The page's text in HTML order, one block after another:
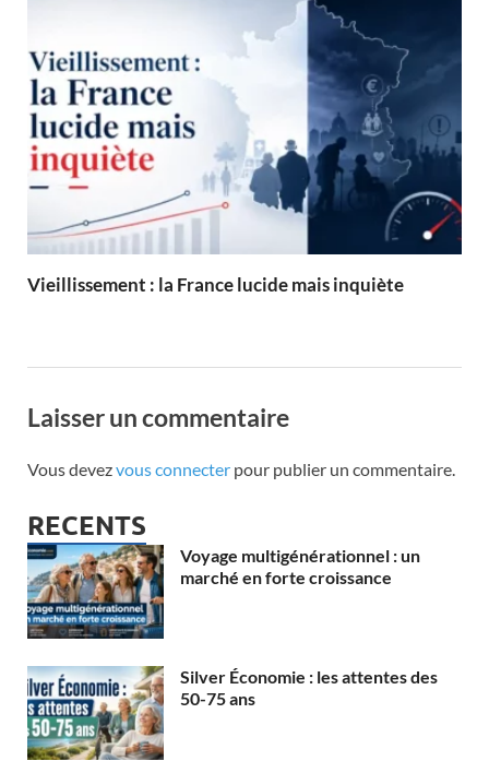
Vieillissement : la France lucide mais inquiète
Laisser un commentaire
Vous devezvous connecter pour publier un commentaire.
RECENTS
Voyage multigénérationnel : un
marché en forte croissance
Silver Économie : les attentes des
50-75 ans